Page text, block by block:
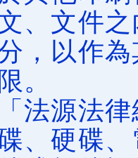
、文件
，以作
。
法源法
、硬碟